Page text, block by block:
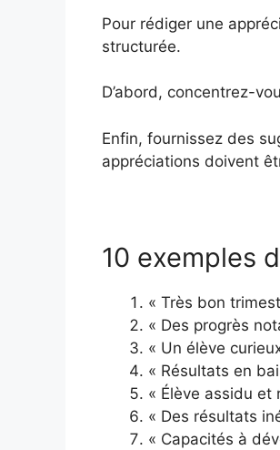
Pour rédiger une
structurée.
D’abord, concentrez-
Enfin, fournissez des
appréciations doivent
10 exemples
« Très bon
« Des progrès
« Un élève
« Résultats en
« Élève assidu et
« Des résultats
« Capacités à